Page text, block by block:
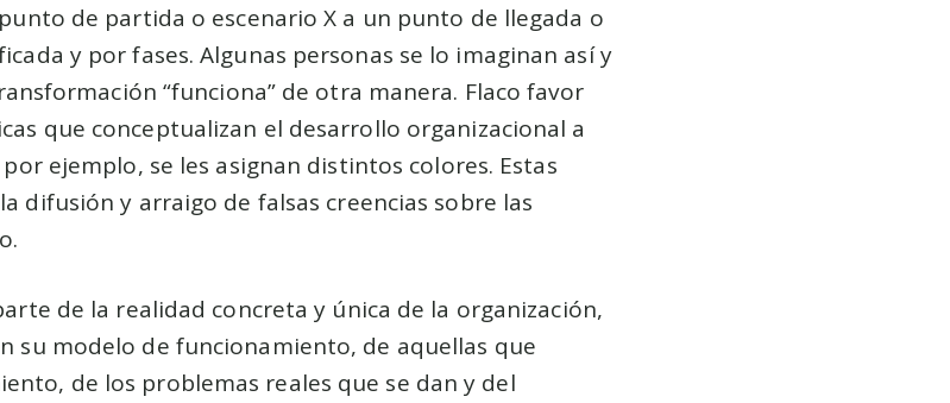
de partida o escenario X a un punto de llegada o
y por fases. Algunas personas se lo imaginan así y
“funciona” de otra manera. Flaco favor
que conceptualizan el desarrollo organizacional a
ejemplo, se les asignan distintos colores. Estas
difusión y arraigo de falsas creencias sobre las
de la realidad concreta y única de la organización,
su modelo de funcionamiento, de aquellas que
de los problemas reales que se dan y del